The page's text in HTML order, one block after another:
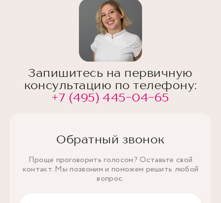
Запишитесь на первичную
консультацию по телефону:
+7 (495) 445-04-65
Обратный звонок
Проще проговорить голосом? Оставьте свой
контакт. Мы позвоним и поможем решить любой
вопрос.